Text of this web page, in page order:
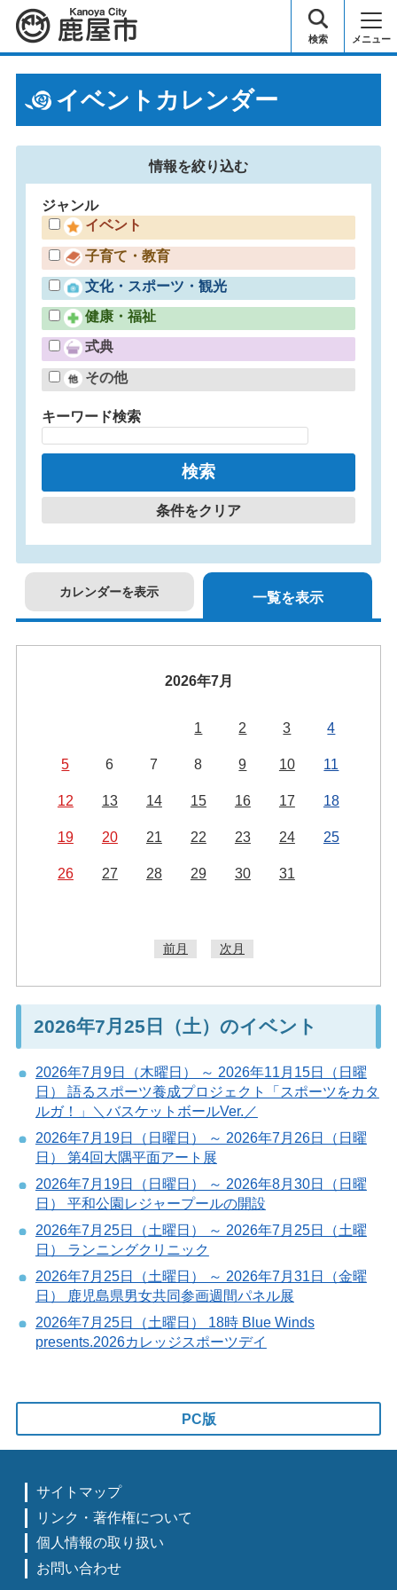
鹿屋市 検索 メニュー
イベントカレンダー
情報を絞り込む
ジャンル
イベント
子育て・教育
文化・スポーツ・観光
健康・福祉
式典
その他
キーワード検索
条件をクリア
カレンダーを表示 一覧を表示
2026年7月
1 2 3 4
5 6 7 8 9 10 11
12 13 14 15 16 17 18
19 20 21 22 23 24 25
26 27 28 29 30 31
前月 次月
2026年7月25日（土）のイベント
2026年7月9日（木曜日） ～ 2026年11月15日（日曜
日） 語るスポーツ養成プロジェクト「スポーツをカタ
ルガ！」＼バスケットボールVer.／
2026年7月19日（日曜日） ～ 2026年7月26日（日曜
日） 第4回大隅平面アート展
2026年7月19日（日曜日） ～ 2026年8月30日（日曜
日） 平和公園レジャープールの開設
2026年7月25日（土曜日） ～ 2026年7月25日（土曜
日） ランニングクリニック
2026年7月25日（土曜日） ～ 2026年7月31日（金曜
日） 鹿児島県男女共同参画週間パネル展
2026年7月25日（土曜日） 18時 Blue Winds
presents.2026カレッジスポーツデイ
PC版
サイトマップ
リンク・著作権について
個人情報の取り扱い
お問い合わせ